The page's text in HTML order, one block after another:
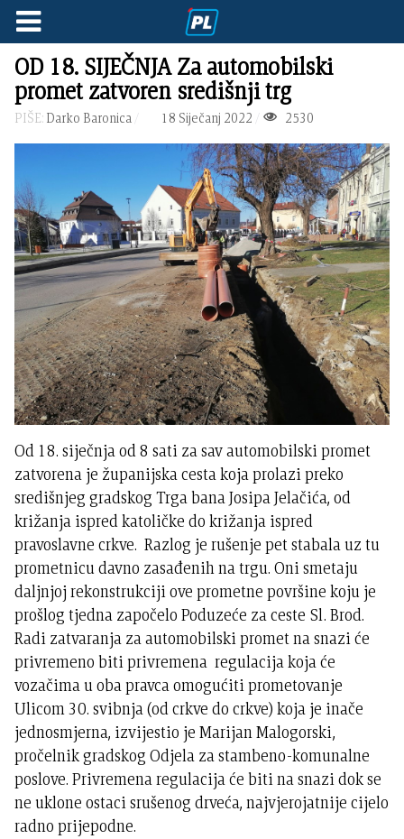
OD 18. SIJEČNJA Za automobilski
promet zatvoren središnji trg
PIŠE: Darko Baronica 18 Siječanj 2022 2530
Od 18. siječnja od 8 sati za sav automobilski promet
zatvorena je županijska cesta koja prolazi preko
središnjeg gradskog Trga bana Josipa Jelačića, od
križanja ispred katoličke do križanja ispred
pravoslavne crkve. Razlog je rušenje pet stabala uz tu
prometnicu davno zasađenih na trgu. Oni smetaju
daljnjoj rekonstrukciji ove prometne površine koju je
prošlog tjedna započelo Poduzeće za ceste Sl. Brod.
Radi zatvaranja za automobilski promet na snazi će
privremeno biti privremena regulacija koja će
vozačima u oba pravca omogućiti prometovanje
Ulicom 30. svibnja (od crkve do crkve) koja je inače
jednosmjerna, izvijestio je Marijan Malogorski,
pročelnik gradskog Odjela za stambeno-komunalne
poslove. Privremena regulacija će biti na snazi dok se
ne uklone ostaci srušenog drveća, najvjerojatnije cijelo
radno prijepodne.